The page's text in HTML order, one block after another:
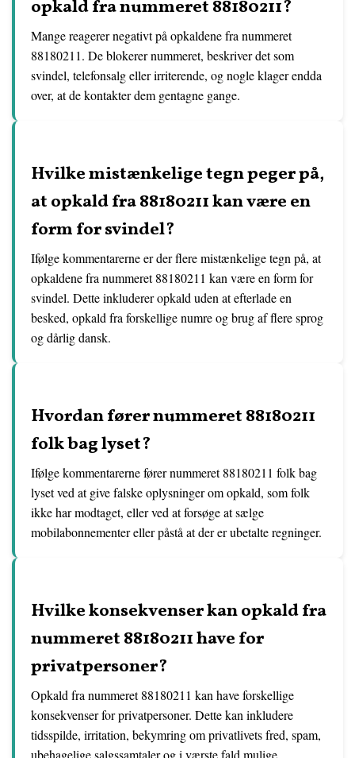
opkald fra nummeret 88180211?
Mange reagerer negativt på opkaldene fra nummeret
88180211. De blokerer nummeret, beskriver det som
svindel, telefonsalg eller irriterende, og nogle klager endda
over, at de kontakter dem gentagne gange.
Hvilke mistænkelige tegn peger på,
at opkald fra 88180211 kan være en
form for svindel?
Ifølge kommentarerne er der flere mistænkelige tegn på, at
opkaldene fra nummeret 88180211 kan være en form for
svindel. Dette inkluderer opkald uden at efterlade en
besked, opkald fra forskellige numre og brug af flere sprog
og dårlig dansk.
Hvordan fører nummeret 88180211
folk bag lyset?
Ifølge kommentarerne fører nummeret 88180211 folk bag
lyset ved at give falske oplysninger om opkald, som folk
ikke har modtaget, eller ved at forsøge at sælge
mobilabonnementer eller påstå at der er ubetalte regninger.
Hvilke konsekvenser kan opkald fra
nummeret 88180211 have for
privatpersoner?
Opkald fra nummeret 88180211 kan have forskellige
konsekvenser for privatpersoner. Dette kan inkludere
tidsspilde, irritation, bekymring om privatlivets fred, spam,
ubehagelige salgssamtaler og i værste fald mulige